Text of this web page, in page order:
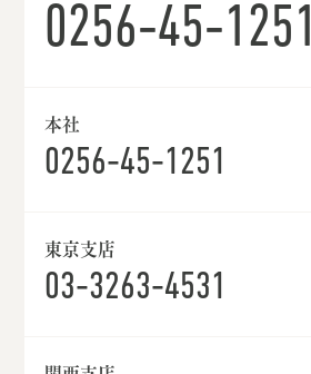
0256-45-1251
本社
0256-45-1251
東京支店
03-3263-4531